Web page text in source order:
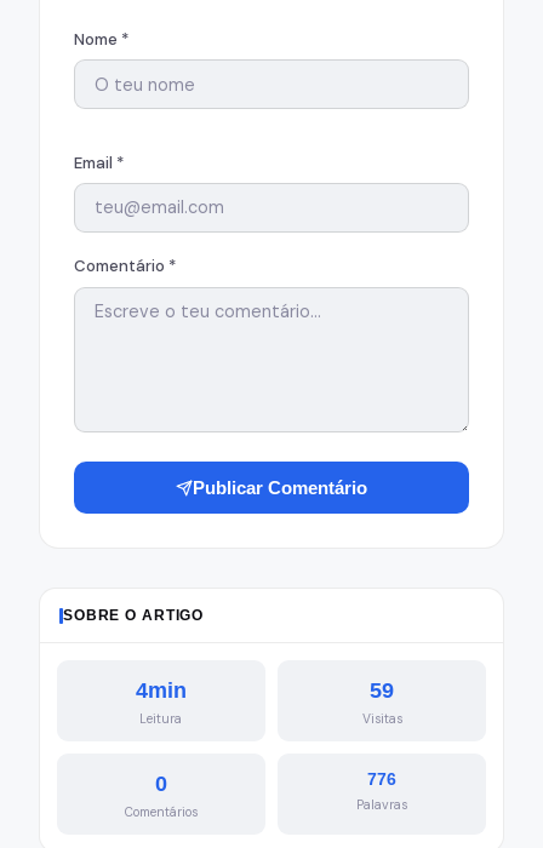
Nome *
Email *
Comentário *
Publicar Comentário
SOBRE O ARTIGO
4min
Leitura
59
Visitas
0
Comentários
776
Palavras